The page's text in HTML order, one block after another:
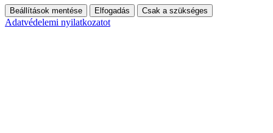
Beállítások mentése Elfogadás Csak a szükséges
Adatvédelemi nyilatkozatot